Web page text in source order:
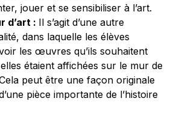
jouer et se sensibiliser à l’art.
d’art : Il s’agit d’une autre
dans laquelle les élèves
les œuvres qu’ils souhaitent
étaient affichées sur le mur de
peut être une façon originale
pièce importante de l’histoire